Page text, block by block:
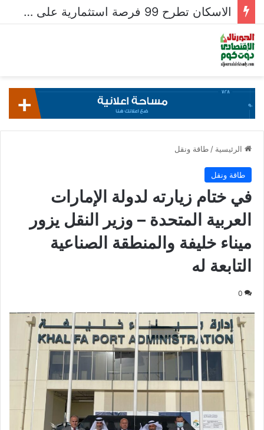
الاسكان تطرح 99 فرصة استثمارية على بوابة خدمات المستثمرين للشركات المصرية واستقبال 204 طلبات للشركات الأجنبية
الرئيسية / طاقة ونقل
طاقة ونقل
في ختام زيارته لدولة الإمارات
العربية المتحدة – وزير النقل يزور
ميناء خليفة والمنطقة الصناعية
التابعة له
0